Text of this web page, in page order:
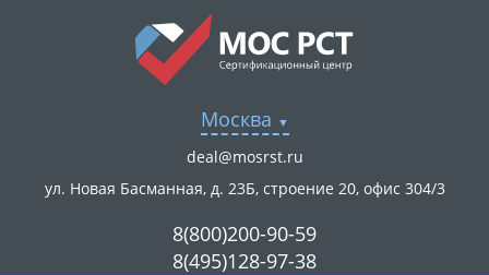
Москва
deal@mosrst.ru
ул. Новая Басманная, д. 23Б, строение 20, офис 304/3
8(800)200-90-59
8(495)128-97-38